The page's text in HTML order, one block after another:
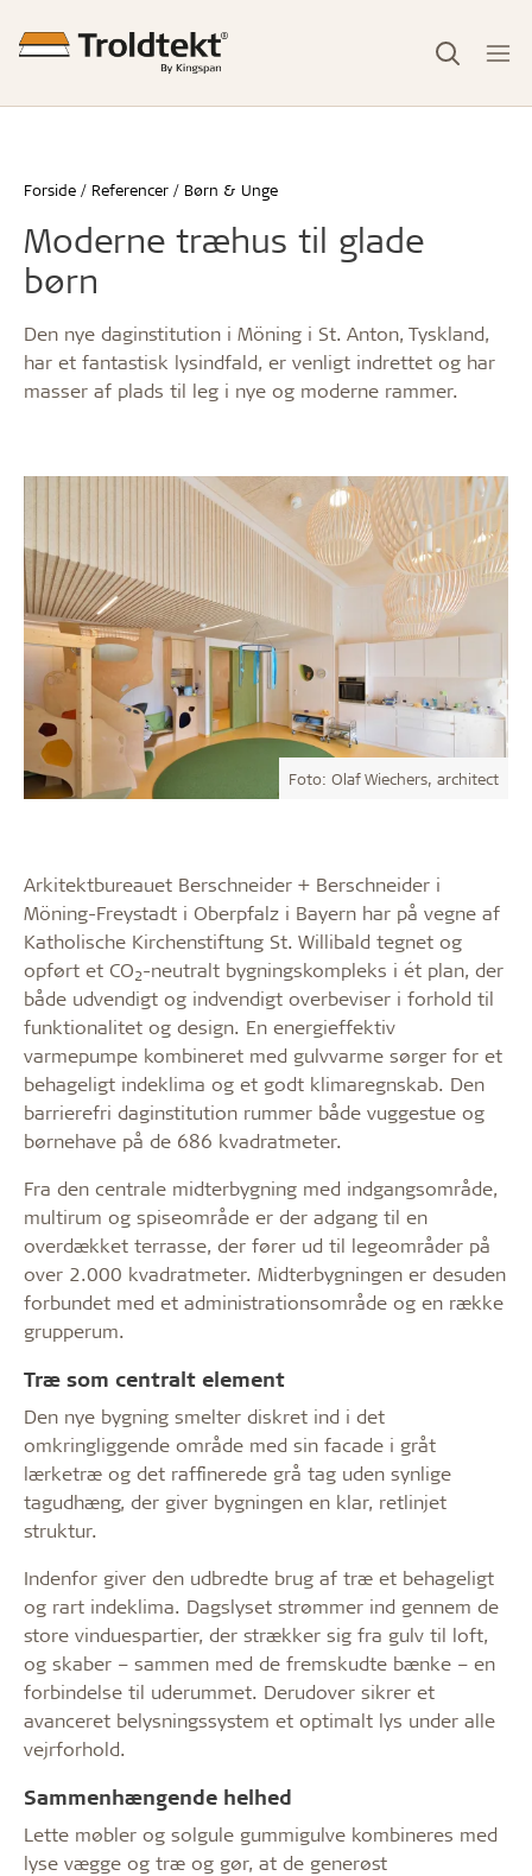
Forside Referencer Børn & Unge
Moderne træhus til glade
børn
Den nye daginstitution i Möning i St. Anton, Tyskland,
har et fantastisk lysindfald, er venligt indrettet og har
masser af plads til leg i nye og moderne rammer.
Foto: Olaf Wiechers, architect
Arkitektbureauet Berschneider + Berschneider i
Möning-Freystadt i Oberpfalz i Bayern har på vegne af
Katholische Kirchenstiftung St. Willibald tegnet og
opført et CO2-neutralt bygningskompleks i ét plan, der
både udvendigt og indvendigt overbeviser i forhold til
funktionalitet og design. En energieffektiv
varmepumpe kombineret med gulvvarme sørger for et
behageligt indeklima og et godt klimaregnskab. Den
barrierefri daginstitution rummer både vuggestue og
børnehave på de 686 kvadratmeter.
Fra den centrale midterbygning med indgangsområde,
multirum og spiseområde er der adgang til en
overdækket terrasse, der fører ud til legeområder på
over 2.000 kvadratmeter. Midterbygningen er desuden
forbundet med et administrationsområde og en række
grupperum.
Træ som centralt element
Den nye bygning smelter diskret ind i det
omkringliggende område med sin facade i gråt
lærketræ og det raffinerede grå tag uden synlige
tagudhæng, der giver bygningen en klar, retlinjet
struktur.
Indenfor giver den udbredte brug af træ et behageligt
og rart indeklima. Dagslyset strømmer ind gennem de
store vinduespartier, der strækker sig fra gulv til loft,
og skaber – sammen med de fremskudte bænke – en
forbindelse til uderummet. Derudover sikrer et
avanceret belysningssystem et optimalt lys under alle
vejrforhold.
Sammenhængende helhed
Lette møbler og solgule gummigulve kombineres med
lyse vægge og træ og gør, at de generøst